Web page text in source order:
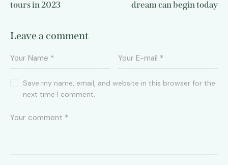
tours in 2023
dream can begin today
Leave a comment
Save my name, email, and website in this browser for the
next time I comment.